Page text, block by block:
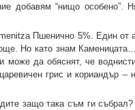
добавям “нищо
Пшенично 5%. Един от
Но като знам
да обяснят, че
грис и кориандър
защо така съм ги